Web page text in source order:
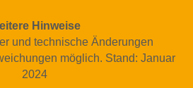
Hinweise
und technische Änderungen
möglich. Stand: Januar
2024